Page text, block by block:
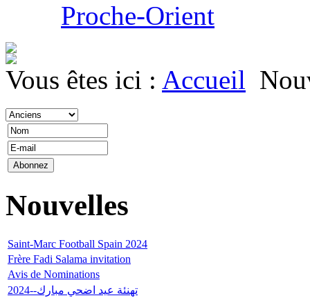
Proche-Orient
Vous êtes ici : Accueil
Nouvelles
Saint-Marc Football Spain 2024
Frère Fadi Salama invitation
Avis de Nominations
تهنئة عيد اضحي مبارك--2024